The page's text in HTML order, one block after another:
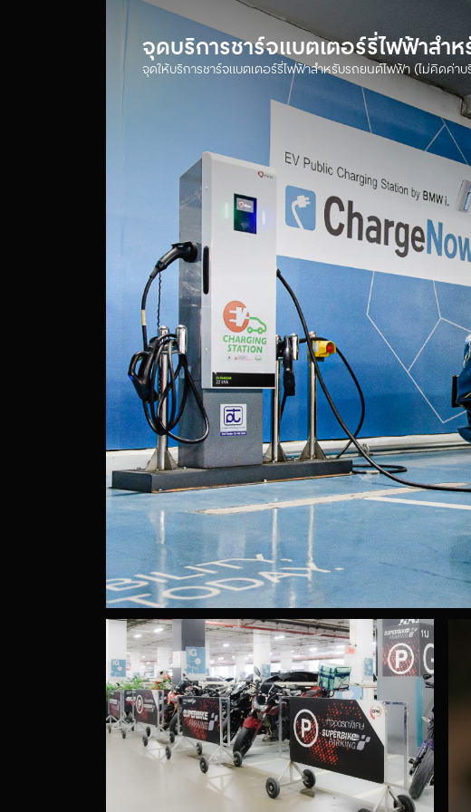
จุดบริการชาร์จแบตเตอร์รี่ไฟฟ้าสำ
จุดให้บริการชาร์จแบตเตอร์รี่ไฟฟ้าสำหรับรถยนต์ไฟฟ้า (ไม่คิดค่าบ